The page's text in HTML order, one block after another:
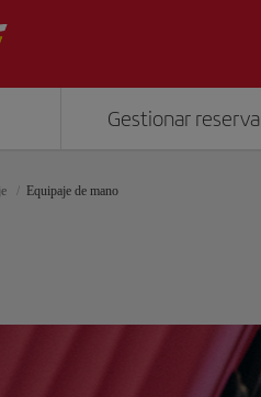
Gestionar reserva
Equipaje de mano